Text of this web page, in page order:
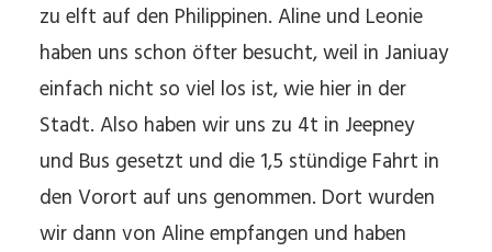
zu elft auf den Philippinen. Aline und Leonie
haben uns schon öfter besucht, weil in Janiuay
einfach nicht so viel los ist, wie hier in der
Stadt. Also haben wir uns zu 4t in Jeepney
und Bus gesetzt und die 1,5 stündige Fahrt in
den Vorort auf uns genommen. Dort wurden
wir dann von Aline empfangen und haben